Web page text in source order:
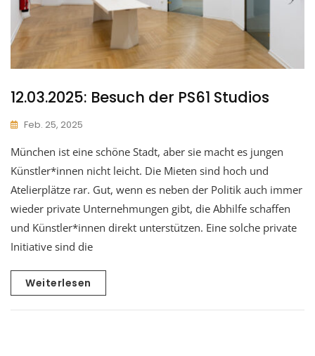
12.03.2025: Besuch der PS61 Studios
Feb. 25, 2025
München ist eine schöne Stadt, aber sie macht es jungen
Künstler*innen nicht leicht. Die Mieten sind hoch und
Atelierplätze rar. Gut, wenn es neben der Politik auch immer
wieder private Unternehmungen gibt, die Abhilfe schaffen
und Künstler*innen direkt unterstützen. Eine solche private
Initiative sind die
Weiterlesen